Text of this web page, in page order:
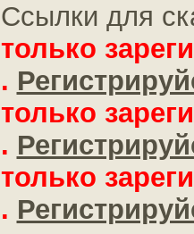
Ссылки для
только
.
только
.
только
.